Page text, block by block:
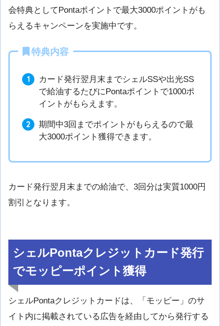
会特典としてPontaポイントで最大3000ポイントがも
らえるキャンペーンを実施中です。
特典内容
カード発行翌月末までシェルSSや出光SS
で給油するたびにPontaポイントで1000ポ
イントがもらえます。
期間中3回までポイントがもらえるので最
大3000ポイント獲得できます。
カード発行翌月末までの給油で、3回分は実質1000円
割引となります。
シェルPontaクレジットカード発行
でモッピーポイント獲得
シェルPontaクレジットカードは、「モッピー」のサ
イト内に掲載されている広告を経由してから発行する